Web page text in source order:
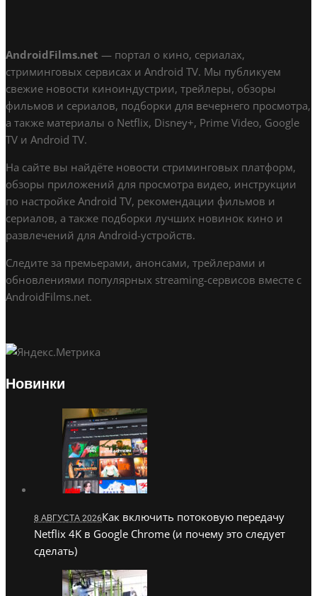
AndroidFilms.net — портал о кино, сериалах,
стриминговых сервисах и Android TV. Мы публикуем
свежие новости киноиндустрии, трейлеры, обзоры
фильмов и сериалов, подборки для вечернего просмотра,
а также материалы о Netflix, Disney+, Prime Video, Google
TV и Android TV.
На сайте вы найдёте новости стриминговых платформ,
обзоры приложений для просмотра видео, инструкции
по настройке Android TV, рекомендации фильмов и
сериалов, а также подборки лучших новинок кино и
развлечений для Android-устройств.
Следите за премьерами, анонсами, трейлерами и
обновлениями популярных streaming-сервисов вместе с
AndroidFilms.net.
Новинки
8 АВГУСТА 2026Как включить потоковую передачу
Netflix 4K в Google Chrome (и почему это следует
сделать)